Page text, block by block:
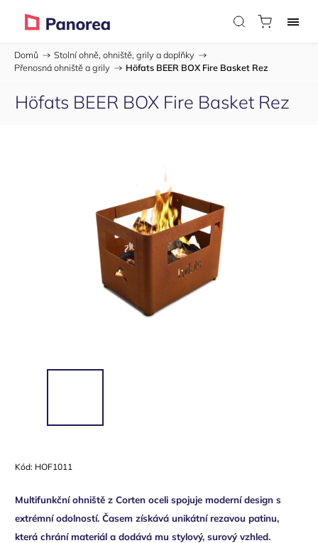
Domů / Stolní ohně, ohniště, grily a doplňky /
Přenosná ohniště a grily / Höfats BEER BOX Fire Basket Rez
Höfats BEER BOX Fire Basket Rez
Kód: HOF1011
Multifunkční ohniště z Corten oceli spojuje moderní design s
extrémní odolností. Časem získává unikátní rezavou patinu,
která chrání materiál a dodává mu stylový, surový vzhled.